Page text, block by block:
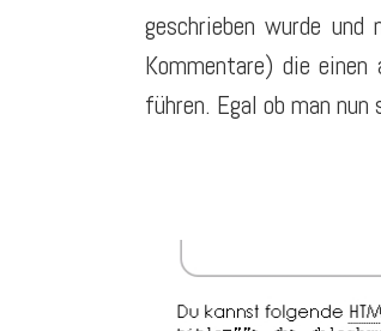
geschrieben wurde
Kommentare) die
führen. Egal ob man